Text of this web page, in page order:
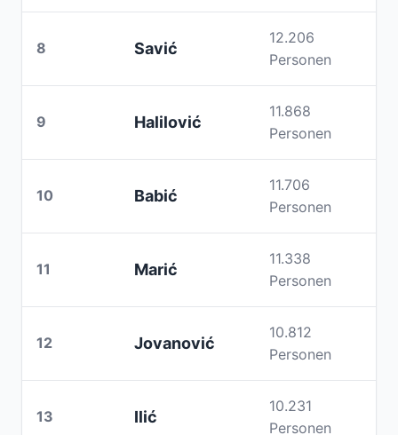
8 Savić
12.206
Personen
9 Halilović
11.868
Personen
10 Babić
11.706
Personen
11 Marić
11.338
Personen
12 Jovanović
10.812
Personen
13 Ilić
10.231
Personen